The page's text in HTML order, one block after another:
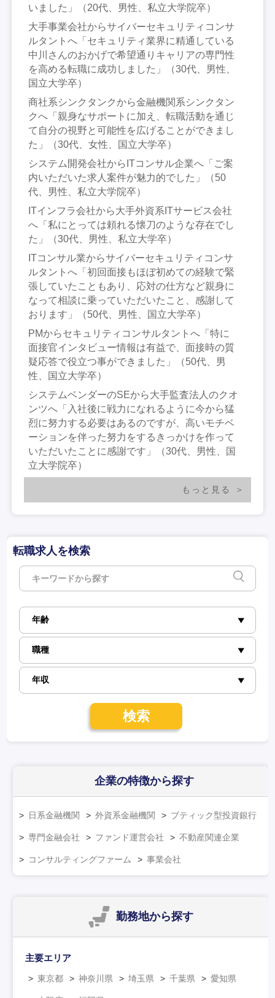
いました」（20代、男性、私立大学院卒）
大手事業会社からサイバーセキュリティコンサ
ルタントへ「セキュリティ業界に精通している
中川さんのおかげで希望通りキャリアの専門性
を高める転職に成功しました」（30代、男性、
国立大学卒）
商社系シンクタンクから金融機関系シンクタン
クへ「親身なサポートに加え、転職活動を通じ
て自分の視野と可能性を広げることができまし
た」（30代、女性、国立大学卒）
システム開発会社からITコンサル企業へ「ご案
内いただいた求人案件が魅力的でした」（50
代、男性、私立大学院卒）
ITインフラ会社から大手外資系ITサービス会社
へ「私にとっては頼れる懐刀のような存在でし
た」（30代、男性、私立大学卒）
ITコンサル業からサイバーセキュリティコンサ
ルタントへ「初回面接もほぼ初めての経験で緊
張していたこともあり、応対の仕方など親身に
なって相談に乗っていただいたこと、感謝して
おります」（50代、男性、国立大学卒）
PMからセキュリティコンサルタントへ「特に
面接官インタビュー情報は有益で、面接時の質
疑応答で役立つ事ができました」（50代、男
性、国立大学卒）
システムベンダーのSEから大手監査法人のクオ
ンツへ「入社後に戦力になれるように今から猛
烈に努力する必要はあるのですが、高いモチベ
ーションを伴った努力をするきっかけを作って
いただいたことに感謝です」（30代、男性、国
立大学院卒）
もっと見る
転職求人を検索
検索
企業の特徴から探す
日系金融機関 外資系金融機関 ブティック型投資銀行
専門金融会社 ファンド運営会社 不動産関連企業
コンサルティングファーム 事業会社
勤務地から探す
主要エリア
東京都 神奈川県 埼玉県 千葉県 愛知県